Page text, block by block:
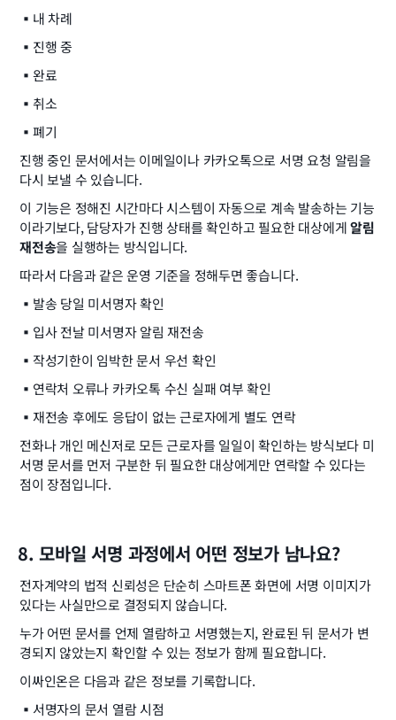
▪️ 내 차례
▪️ 진행 중
▪️ 완료
▪️ 취소
▪️ 폐기
진행 중인 문서에서는 이메일이나 카카오톡으로 서명 요청 알림을
다시 보낼 수 있습니다.
이 기능은 정해진 시간마다 시스템이 자동으로 계속 발송하는 기능
이라기보다, 담당자가 진행 상태를 확인하고 필요한 대상에게 알림
재전송을 실행하는 방식입니다.
따라서 다음과 같은 운영 기준을 정해두면 좋습니다.
▪️ 발송 당일 미서명자 확인
▪️ 입사 전날 미서명자 알림 재전송
▪️ 작성기한이 임박한 문서 우선 확인
▪️ 연락처 오류나 카카오톡 수신 실패 여부 확인
▪️ 재전송 후에도 응답이 없는 근로자에게 별도 연락
전화나 개인 메신저로 모든 근로자를 일일이 확인하는 방식보다 미
서명 문서를 먼저 구분한 뒤 필요한 대상에게만 연락할 수 있다는
점이 장점입니다.
8. 모바일 서명 과정에서 어떤 정보가 남나요?
전자계약의 법적 신뢰성은 단순히 스마트폰 화면에 서명 이미지가
있다는 사실만으로 결정되지 않습니다.
누가 어떤 문서를 언제 열람하고 서명했는지, 완료된 뒤 문서가 변
경되지 않았는지 확인할 수 있는 정보가 함께 필요합니다.
이싸인온은 다음과 같은 정보를 기록합니다.
▪️ 서명자의 문서 열람 시점